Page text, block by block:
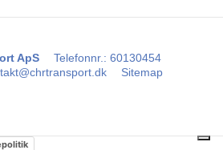
ApS Telefonnr.: 60130454
Sitemap